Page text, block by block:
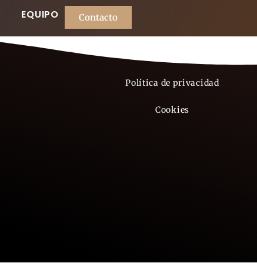
EQUIPO Contacto
Política de privacidad
Cookies